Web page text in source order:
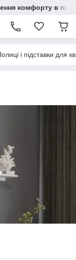
комфорту в
і підставки для